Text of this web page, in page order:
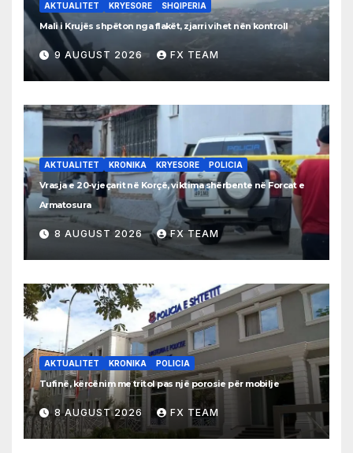
AKTUALITET KRYESORE SHQIPERIA
Mali i Krujës shpëton nga flakët, zjarri vihet nën kontroll
9 AUGUST 2026 FX TEAM
AKTUALITET KRONIKA KRYESORE POLICIA
Vrasja e 20-vjeçarit në Korçë, viktima shërbente në Forcat e
Armatosura
8 AUGUST 2026 FX TEAM
AKTUALITET KRONIKA POLICIA
Tufinë, kërcënim me tritol pas një porosie për mobilje
8 AUGUST 2026 FX TEAM